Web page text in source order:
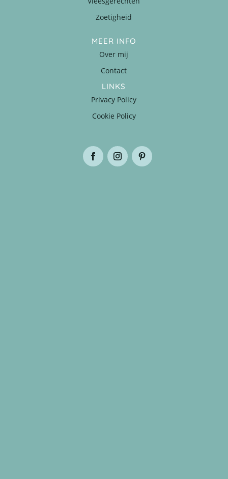
Zoetigheid
MEER INFO
Over mij
Contact
LINKS
Privacy Policy
Cookie Policy